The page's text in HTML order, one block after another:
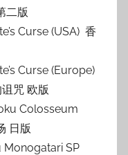
二版
Curse (USA) 香
Curse (Europe)
咒 欧版
Colosseum
日版
Monogatari SP